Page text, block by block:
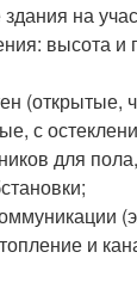
на
высота
(открытые,
с
для
и